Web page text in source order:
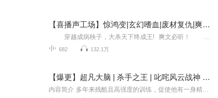
【喜播声工场】惊鸿变|玄幻嗜血|废材复仇|爽文|叱咤风云
682 132.1万
【爆更】超凡大脑 | 杀手之王 | 叱咤风云战神 | 超感少年